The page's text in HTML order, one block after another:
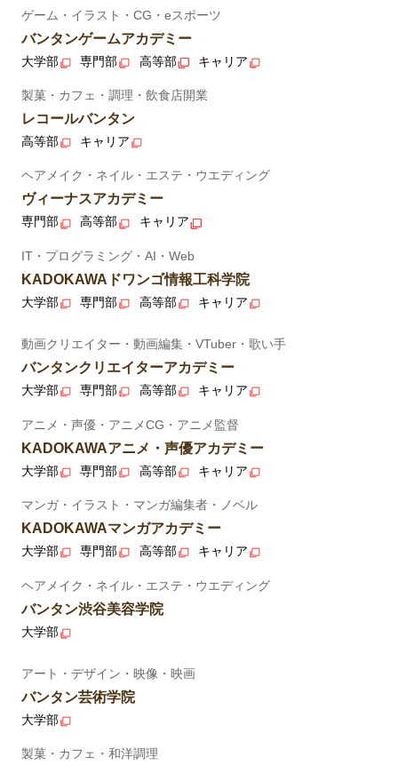
ゲーム・イラスト・CG・eスポーツ
バンタンゲームアカデミー
大学部 専門部 高等部 キャリア
製菓・カフェ・調理・飲食店開業
レコールバンタン
高等部 キャリア
ヘアメイク・ネイル・エステ・ウエディング
ヴィーナスアカデミー
専門部 高等部 キャリア
IT・プログラミング・AI・Web
KADOKAWAドワンゴ情報工科学院
大学部 専門部 高等部 キャリア
動画クリエイター・動画編集・VTuber・歌い手
バンタンクリエイターアカデミー
大学部 専門部 高等部 キャリア
アニメ・声優・アニメCG・アニメ監督
KADOKAWAアニメ・声優アカデミー
大学部 専門部 高等部 キャリア
マンガ・イラスト・マンガ編集者・ノベル
KADOKAWAマンガアカデミー
大学部 専門部 高等部 キャリア
ヘアメイク・ネイル・エステ・ウエディング
バンタン渋谷美容学院
大学部
アート・デザイン・映像・映画
バンタン芸術学院
大学部
製菓・カフェ・和洋調理